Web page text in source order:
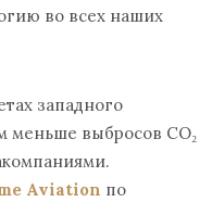
во всех наших
западного
меньше выбросов CO₂
Aviation по